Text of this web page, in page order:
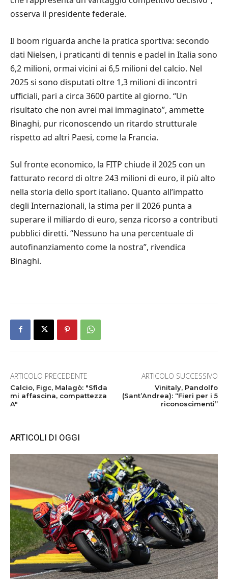
osserva il presidente federale.
Il boom riguarda anche la pratica sportiva: secondo
dati Nielsen, i praticanti di tennis e padel in Italia sono
6,2 milioni, ormai vicini ai 6,5 milioni del calcio. Nel
2025 si sono disputati oltre 1,3 milioni di incontri
ufficiali, pari a circa 3600 partite al giorno. “Un
risultato che non avrei mai immaginato”, ammette
Binaghi, pur riconoscendo un ritardo strutturale
rispetto ad altri Paesi, come la Francia.
Sul fronte economico, la FITP chiude il 2025 con un
fatturato record di oltre 243 milioni di euro, il più alto
nella storia dello sport italiano. Quanto all’impatto
degli Internazionali, la stima per il 2026 punta a
superare il miliardo di euro, senza ricorso a contributi
pubblici diretti. “Nessuno ha una percentuale di
autofinanziamento come la nostra”, rivendica
Binaghi.
ARTICOLO PRECEDENTE
Calcio, Figc, Malagò: "Sfida
mi affascina, compattezza
A"
ARTICOLO SUCCESSIVO
Vinitaly, Pandolfo
(Sant’Andrea): “Fieri per i 5
riconoscimenti”
ARTICOLI DI OGGI